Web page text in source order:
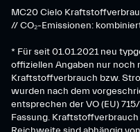
MC20 Cielo
// CO₂-Emissionen:
* Für seit 01.01.2021 neu
offiziellen Angaben nur noch
Kraftstoffverbrauch bzw.
wurden nach dem
entsprechen der VO (EU)
Fassung.